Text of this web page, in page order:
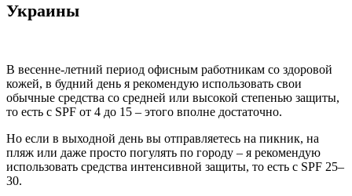
Украины
В весенне-летний период офисным работникам со здоровой
кожей, в будний день я рекомендую использовать свои
обычные средства со средней или высокой степенью защиты,
то есть с SPF от 4 до 15 – этого вполне достаточно.
Но если в выходной день вы отправляетесь на пикник, на
пляж или даже просто погулять по городу – я рекомендую
использовать средства интенсивной защиты, то есть с SPF 25–
30.